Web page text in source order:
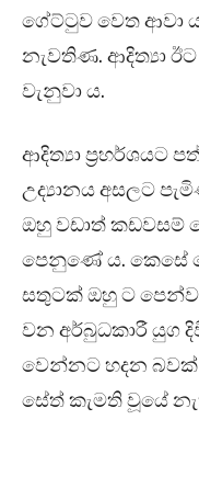
ගේට්ටුව වෙත ආවා
නැවතිණ. ආදිත්‍යා
වැනුවා ය.
ආදිත්‍යා ප්‍රහර්ශයට
උද්‍යානය අසලට
ඔහු වඩාත් කඩවසම්
පෙනුණේ ය. කෙසේ
සතුටක් ඔහු ට
වන අර්බුධකාරී යුග
වෙන්නට හදන බවක්
සේත් කැමති වූයේ